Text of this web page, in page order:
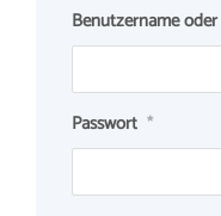
Benutzername
Passwort *